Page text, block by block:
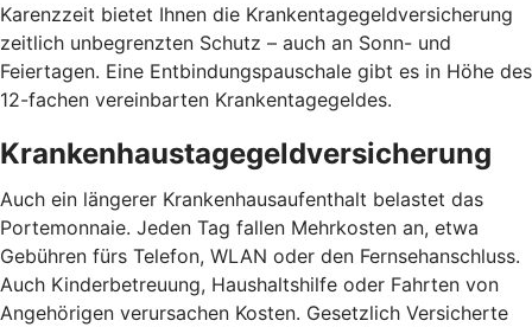
Karenzzeit bietet Ihnen die Krankentagegeldversicherung
zeitlich unbegrenzten Schutz – auch an Sonn- und
Feiertagen. Eine Entbindungspauschale gibt es in Höhe des
12-fachen vereinbarten Krankentagegeldes.
Krankenhaustagegeldversicherung
Auch ein längerer Krankenhausaufenthalt belastet das
Portemonnaie. Jeden Tag fallen Mehrkosten an, etwa
Gebühren fürs Telefon, WLAN oder den Fernsehanschluss.
Auch Kinderbetreuung, Haushaltshilfe oder Fahrten von
Angehörigen verursachen Kosten. Gesetzlich Versicherte